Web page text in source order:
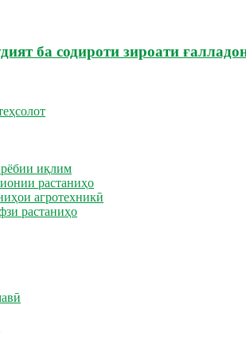
ба содироти зироати
иқлим
растаниҳо
агротехникӣ
растаниҳо